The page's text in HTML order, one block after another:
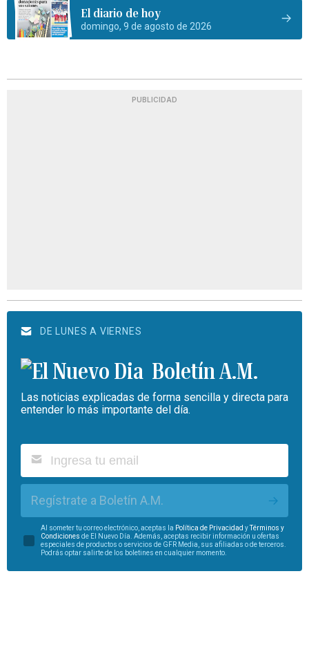
El diario de hoy
domingo, 9 de agosto de 2026
PUBLICIDAD
DE LUNES A VIERNES
Boletín A.M.
Las noticias explicadas de forma sencilla y directa para
entender lo más importante del día.
Regístrate a Boletín A.M.
Al someter tu correo electrónico, aceptas la Política de Privacidad yTérminos y
Condiciones de El Nuevo Día. Además, aceptas recibir información u ofertas
especiales de productos o servicios de GFR Media, sus afiliadas o de terceros.
Podrás optar salirte de los boletines en cualquier momento.